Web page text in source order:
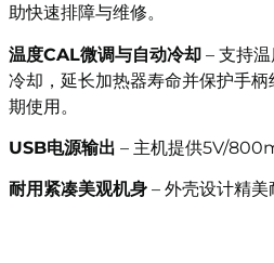
助快速排障与维修。
温度CAL微调与自动冷却 – 支持
冷却，延长加热器寿命并保护手
期使用。
USB电源输出 – 主机提供5V/
耐用紧凑美观机身 – 外壳设计精美